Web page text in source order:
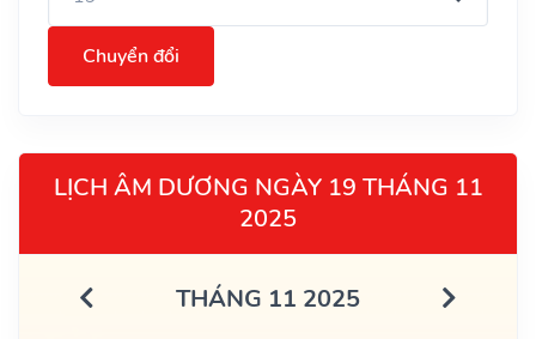
Chuyển đổi
LỊCH ÂM DƯƠNG NGÀY 19 THÁNG 11
2025
THÁNG 11 2025